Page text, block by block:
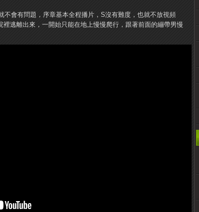
不會有問題，序章基本全程播片，S沒有難度，也就不放視頻
逃離出來，一開始只能在地上慢慢爬行，跟著前面的繃帶男慢